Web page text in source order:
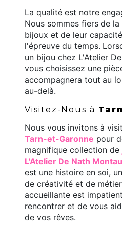
La qualité est notre
Nous sommes fiers de
bijoux et de leur
l'épreuve du temps.
un bijou chez L'Atelier
vous choisissez une
accompagnera tout au
au-delà.
Visitez-Nous à
Nous vous invitons à
Tarn-et-Garonne pour
magnifique collection de
L'Atelier De Nath
est une histoire en soi,
de créativité et de
accueillante est
rencontrer et de vous
de vos rêves.